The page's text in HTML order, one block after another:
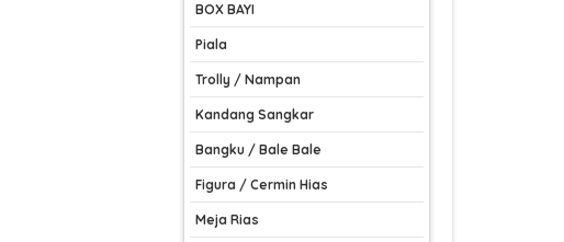
BOX BAYI
Piala
Trolly / Nampan
Kandang Sangkar
Bangku / Bale Bale
Figura / Cermin Hias
Meja Rias